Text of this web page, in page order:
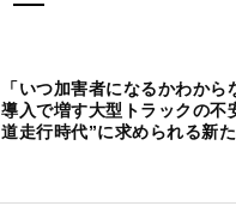
「いつ加害者になるかわか
導入で増す大型トラックの不
道走行時代”に求められる新